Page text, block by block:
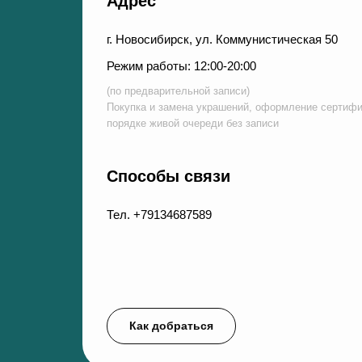
Способы связи
г. Новосибирск, ул. Коммунистическая 50
Тел. +79134687589
Режим работы: 12:00-20:00
(по предварительной записи)
Покупка и замена украшений, оформление
порядке живой очереди без записи
Как добраться